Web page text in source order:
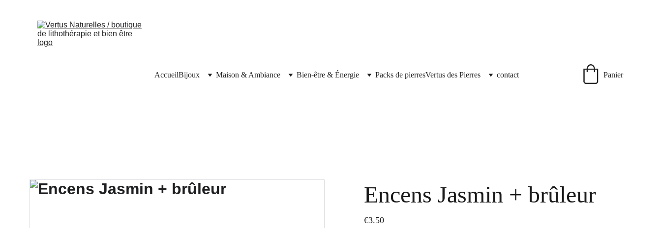
AccueilBijoux Maison & Ambiance Bien-être & Énergie Packs de pierresVertus des Pierres contact Panier
Encens Jasmin + brûleur
€3.50